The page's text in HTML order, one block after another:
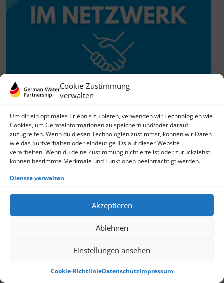
Cookie-Zustimmung
verwalten
Um dir ein optimales Erlebnis zu bieten, verwenden wir Technologien wie
Cookies, um Geräteinformationen zu speichern und/oder darauf
zuzugreifen. Wenn du diesen Technologien zustimmst, können wir Daten
wie das Surfverhalten oder eindeutige IDs auf dieser Website
verarbeiten. Wenn du deine Zustimmung nicht erteilst oder zurückziehst,
können bestimmte Merkmale und Funktionen beeinträchtigt werden.
Dienste verwalten
Akzeptieren
Ablehnen
Einstellungen ansehen
Cookie-RichtlinieDatenschutzImpressum
Willkommen im Netzwerk
26.11.2025
GWP freut sich über Neuzuwachs: Die SKion Water GmbH
bereichert das Netzwerk als Technologie- und
Lösungsanbieter sowie Anlagenbauer im Bereich
› Weiterlesen